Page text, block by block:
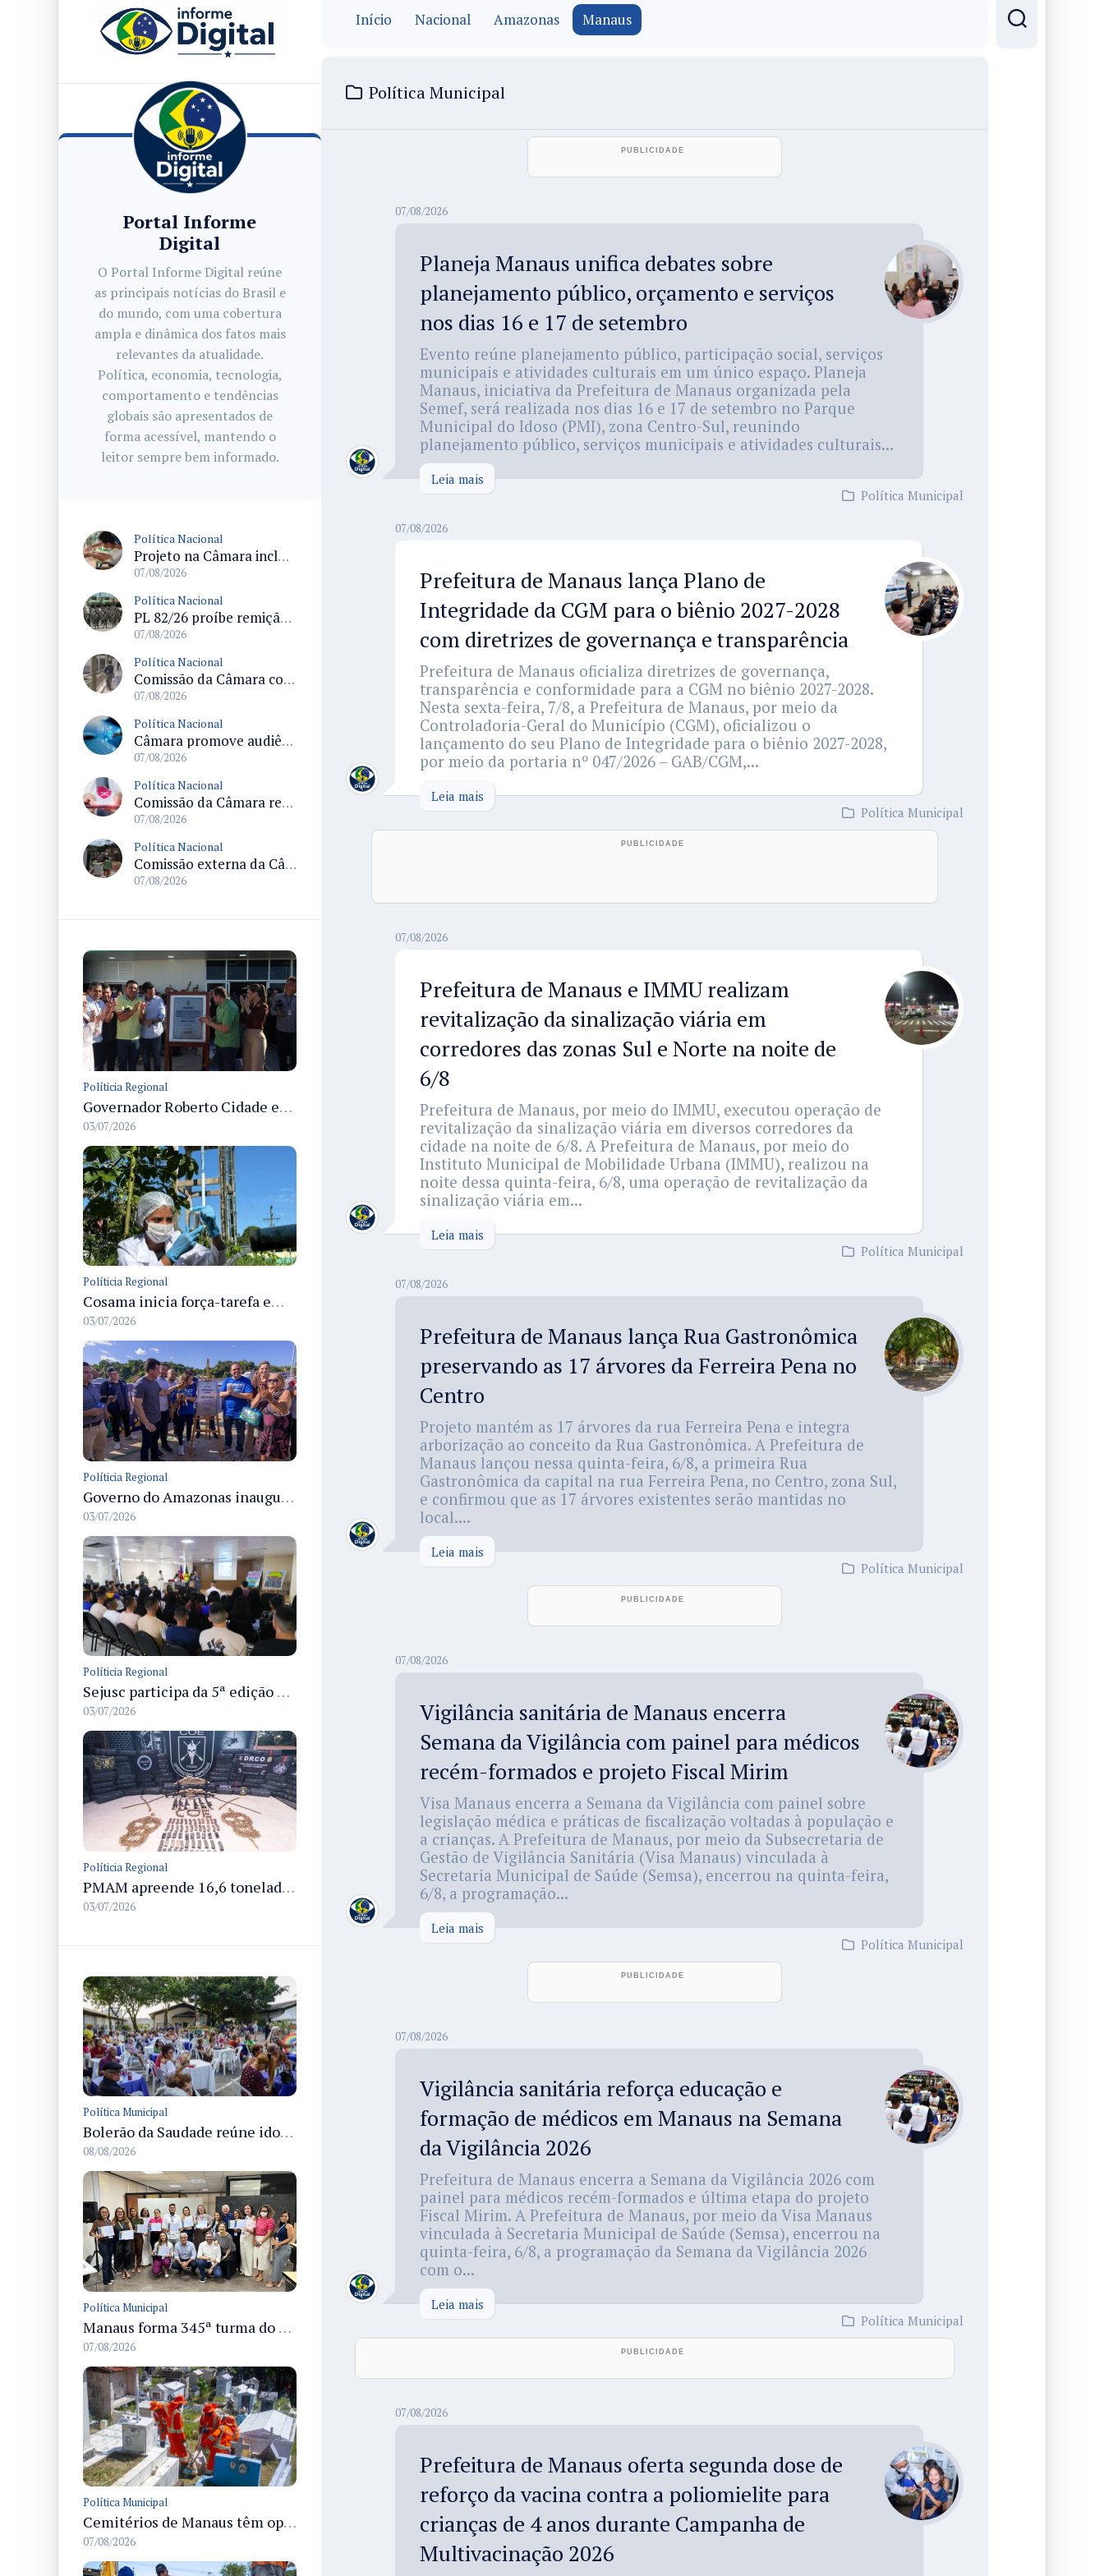
Portal Informe
Digital
O Portal Informe Digital reúne
as principais notícias do Brasil e
do mundo, com uma cobertura
ampla e dinâmica dos fatos mais
relevantes da atualidade.
Política, economia, tecnologia,
comportamento e tendências
globais são apresentados de
forma acessível, mantendo o
leitor sempre bem informado.
Política Nacional
Projeto na Câmara inclui estudantes com deficiência no regime escolar especial da LDB e estabelece critérios para frequência
07/08/2026
Política Nacional
PL 82/26 proíbe remição de pena por trabalho em funções militares para condenados por crimes contra o Estado Democrático de Direito
07/08/2026
Política Nacional
Comissão da Câmara convoca audiência para discutir misoginia nas escolas e universidades após divulgação de listas misóginas
07/08/2026
Política Nacional
Câmara promove audiência sobre Marco de Fomento à Economia Digital e impactos da inteligência artificial
07/08/2026
Política Nacional
Comissão da Câmara realiza audiência sobre apostas online para medir o tamanho do mercado ilegal
07/08/2026
Política Nacional
Comissão externa da Câmara convoca audiência pública sobre chuvas na Zona da Mata de Minas Gerais e impactos em Juiz de Fora
07/08/2026
Políticia Regional
Governador Roberto Cidade entrega readequação do ambulatório da FCecon e amplia capacidade de atendimento oncológico em Manaus
03/07/2026
Políticia Regional
Cosama inicia força-tarefa em Anamã para fortalecer abastecimento de água e segurança hídrica da população
03/07/2026
Políticia Regional
Governo do Amazonas inaugura primeiro Castramóvel Fluvial para atendimento veterinário às comunidades ribeirinhas e castração gratuita
03/07/2026
Políticia Regional
Sejusc participa da 5ª edição do Caminhos Literários com foco na cultura hip-hop nas unidades socioeducativas
03/07/2026
Políticia Regional
PMAM apreende 16,6 toneladas de entorpecentes e registra aumento nas prisões em flagrante e nas capturas de foragidos no primeiro semestre de 2026
03/07/2026
Política Municipal
Bolerão da Saudade reúne idosos em Dia dos Pais promovido pela Fundação Dr. Thomas em Manaus
08/08/2026
Política Municipal
Manaus forma 345ª turma do Empretec e amplia qualificação de empreendedores na cidade
07/08/2026
Política Municipal
Cemitérios de Manaus têm operação concluída e estrutura pronta para receber famílias no Dia dos Pais
07/08/2026
Início Nacional Amazonas Manaus
Política Municipal
07/08/2026
Planeja Manaus unifica debates sobre
planejamento público, orçamento e serviços
nos dias 16 e 17 de setembro
Evento reúne planejamento público, participação social, serviços
municipais e atividades culturais em um único espaço. Planeja
Manaus, iniciativa da Prefeitura de Manaus organizada pela
Semef, será realizada nos dias 16 e 17 de setembro no Parque
Municipal do Idoso (PMI), zona Centro-Sul, reunindo
planejamento público, serviços municipais e atividades culturais...
Leia mais
Política Municipal
07/08/2026
Prefeitura de Manaus lança Plano de
Integridade da CGM para o biênio 2027-2028
com diretrizes de governança e transparência
Prefeitura de Manaus oficializa diretrizes de governança,
transparência e conformidade para a CGM no biênio 2027-2028.
Nesta sexta-feira, 7/8, a Prefeitura de Manaus, por meio da
Controladoria-Geral do Município (CGM), oficializou o
lançamento do seu Plano de Integridade para o biênio 2027-2028,
por meio da portaria nº 047/2026 – GAB/CGM,...
Leia mais
Política Municipal
07/08/2026
Prefeitura de Manaus e IMMU realizam
revitalização da sinalização viária em
corredores das zonas Sul e Norte na noite de
6/8
Prefeitura de Manaus, por meio do IMMU, executou operação de
revitalização da sinalização viária em diversos corredores da
cidade na noite de 6/8. A Prefeitura de Manaus, por meio do
Instituto Municipal de Mobilidade Urbana (IMMU), realizou na
noite dessa quinta-feira, 6/8, uma operação de revitalização da
sinalização viária em...
Leia mais
Política Municipal
07/08/2026
Prefeitura de Manaus lança Rua Gastronômica
preservando as 17 árvores da Ferreira Pena no
Centro
Projeto mantém as 17 árvores da rua Ferreira Pena e integra
arborização ao conceito da Rua Gastronômica. A Prefeitura de
Manaus lançou nessa quinta-feira, 6/8, a primeira Rua
Gastronômica da capital na rua Ferreira Pena, no Centro, zona Sul,
e confirmou que as 17 árvores existentes serão mantidas no
local....
Leia mais
Política Municipal
07/08/2026
Vigilância sanitária de Manaus encerra
Semana da Vigilância com painel para médicos
recém-formados e projeto Fiscal Mirim
Visa Manaus encerra a Semana da Vigilância com painel sobre
legislação médica e práticas de fiscalização voltadas à população e
a crianças. A Prefeitura de Manaus, por meio da Subsecretaria de
Gestão de Vigilância Sanitária (Visa Manaus) vinculada à
Secretaria Municipal de Saúde (Semsa), encerrou na quinta-feira,
6/8, a programação...
Leia mais
Política Municipal
07/08/2026
Vigilância sanitária reforça educação e
formação de médicos em Manaus na Semana
da Vigilância 2026
Prefeitura de Manaus encerra a Semana da Vigilância 2026 com
painel para médicos recém-formados e última etapa do projeto
Fiscal Mirim. A Prefeitura de Manaus, por meio da Visa Manaus
vinculada à Secretaria Municipal de Saúde (Semsa), encerrou na
quinta-feira, 6/8, a programação da Semana da Vigilância 2026
com o...
Leia mais
Política Municipal
07/08/2026
Prefeitura de Manaus oferta segunda dose de
reforço da vacina contra a poliomielite para
crianças de 4 anos durante Campanha de
Multivacinação 2026